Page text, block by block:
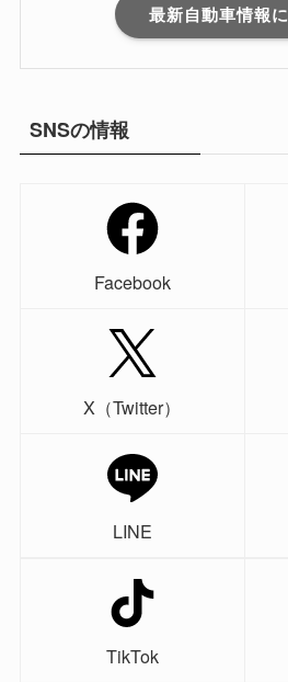
最新自動車情報
SNSの情報
Facebook
X（Twitter）
LINE
TikTok